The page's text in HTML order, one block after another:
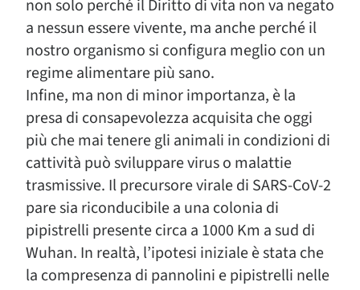
non solo perché il Diritto di vita non va negato
a nessun essere vivente, ma anche perché il
nostro organismo si configura meglio con un
regime alimentare più sano.
Infine, ma non di minor importanza, è la
presa di consapevolezza acquisita che oggi
più che mai tenere gli animali in condizioni di
cattività può sviluppare virus o malattie
trasmissive. Il precursore virale di SARS-CoV-2
pare sia riconducibile a una colonia di
pipistrelli presente circa a 1000 Km a sud di
Wuhan. In realtà, l’ipotesi iniziale è stata che
la compresenza di pannolini e pipistrelli nelle